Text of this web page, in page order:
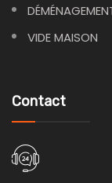
VIDE MAISON
Contact